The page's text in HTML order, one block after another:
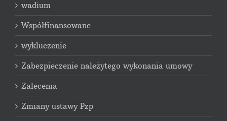
wadium
Współfinansowane
wykluczenie
Zabezpieczenie należytego wykonania umowy
Zalecenia
Zmiany ustawy Pzp